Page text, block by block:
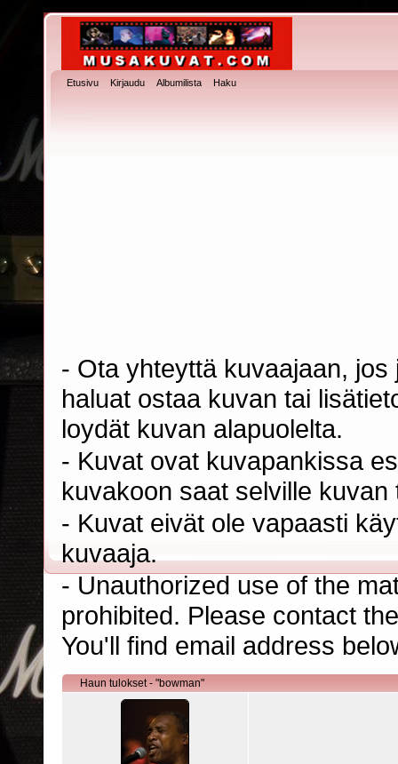
Etusivu Kirjaudu Albumilista Haku
- Ota yhteyttä kuvaajaan,
haluat ostaa kuvan tai
loydät kuvan alapuolelta.
- Kuvat ovat kuvapankissa
kuvakoon saat selville
- Kuvat eivät ole vapaasti
kuvaaja.
- Unauthorized use of the
prohibited. Please contact
You'll find email address
Haun tulokset - "bowman"